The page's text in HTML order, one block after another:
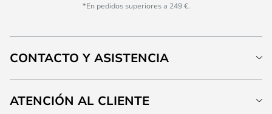
*En pedidos superiores a 249 €.
CONTACTO Y ASISTENCIA
ATENCIÓN AL CLIENTE